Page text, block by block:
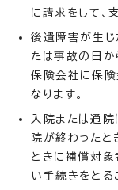
に請求をして、
後遺障害が生じ
たは事故の日
保険会社に保険
なります。
入院または通院
院が終わった
ときに補償対
い手続きをとる